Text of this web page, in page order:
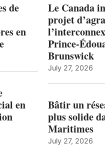
de
en
en
Le Canada
projet
Prince-
Brunswick
July 27, 2026
Bâtir un
plus solide
Maritimes
July 27, 2026